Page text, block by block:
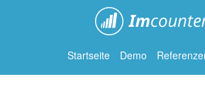
Startseite Demo